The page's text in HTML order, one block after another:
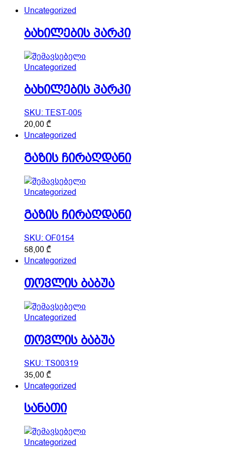
Uncategorized
ბახილების პარკი
Uncategorized
ბახილების პარკი
SKU: TEST-005
20,00₾
Uncategorized
გაზის ჩირაღდანი
Uncategorized
გაზის ჩირაღდანი
SKU: OF0154
58,00₾
Uncategorized
თოვლის ბაბუა
Uncategorized
თოვლის ბაბუა
SKU: TS00319
35,00₾
product
multiple
variants.
The
options
Uncategorized
სანათი
Uncategorized